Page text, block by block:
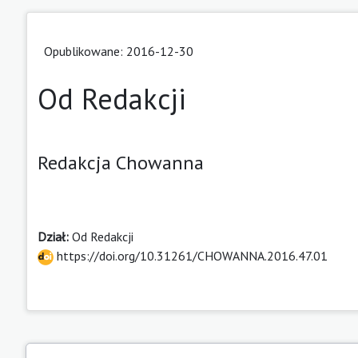
Opublikowane: 2016-12-30
Od Redakcji
Redakcja Chowanna
Dział: Od Redakcji
https://doi.org/10.31261/CHOWANNA.2016.47.01